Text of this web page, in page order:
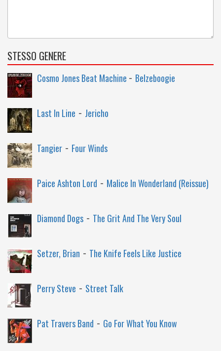
STESSO GENERE
Cosmo Jones Beat Machine - Belzeboogie
Last In Line - Jericho
Tangier - Four Winds
Paice Ashton Lord - Malice In Wonderland (Reissue)
Diamond Dogs - The Grit And The Very Soul
Setzer, Brian - The Knife Feels Like Justice
Perry Steve - Street Talk
Pat Travers Band - Go For What You Know